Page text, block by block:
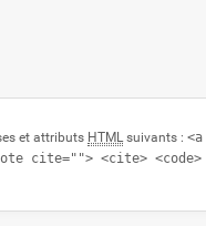
et attributs HTMLsuivants :
cite=""> <cite>